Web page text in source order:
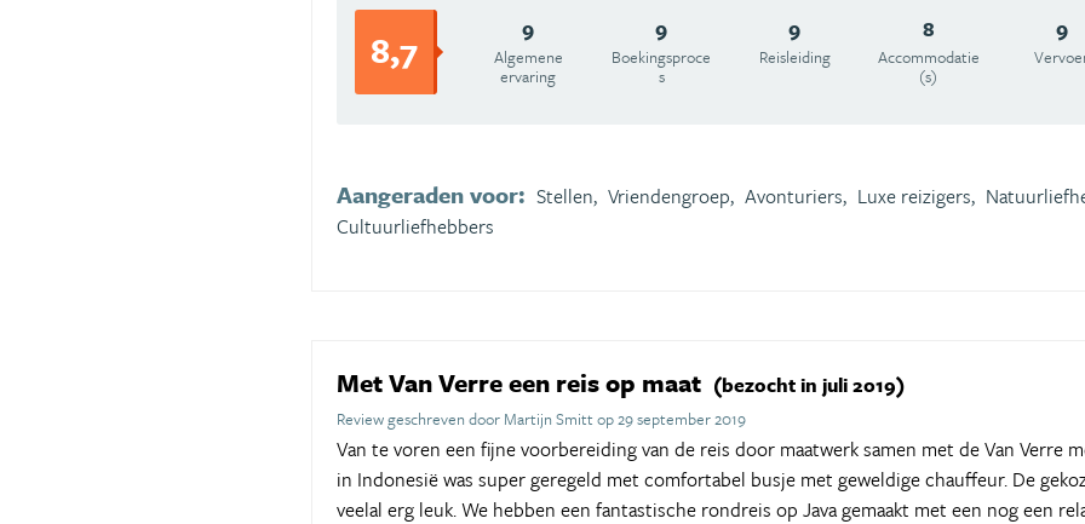
8,7 9
Algemene
ervaring
9
Boekingsproce
s
9
Reisleiding
8
Accommodatie
(s)
9
Aangeraden voor: Stellen, Vriendengroep, Avonturiers, Luxe reizigers,
Cultuurliefhebbers
Met Van Verre een reis op maat (bezocht in juli 2019)
Review geschreven door Martijn Smitt op 29 september 2019
Van te voren een fijne voorbereiding van de reis door maatwerk samen met de Van Verre
in Indonesië was super geregeld met comfortabel busje met geweldige chauffeur. De
veelal erg leuk. We hebben een fantastische rondreis op Java gemaakt met een nog een